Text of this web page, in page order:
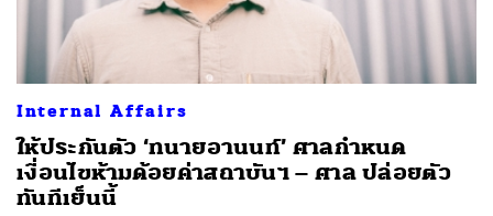
Internal Affairs
​​ให้ประกันตัว ‘ทนายอานนท์’ ศาลกำหนด
เงื่อนไขห้ามด้อยค่าสถาบันฯ – ศาล ปล่อยตัว
ทันทีเย็นนี้